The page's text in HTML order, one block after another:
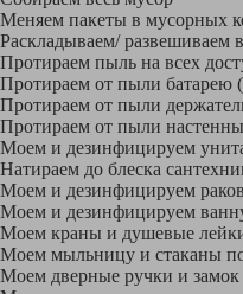
Меняем пакеты в мусорных
Раскладываем/ развешиваем
Протираем пыль на всех
Протираем от пыли батарею
Протираем от пыли
Протираем от пыли
Моем и дезинфицируем
Натираем до блеска
Моем и дезинфицируем
Моем и дезинфицируем
Моем краны и душевые
Моем мыльницу и стаканы
Моем дверные ручки и замок